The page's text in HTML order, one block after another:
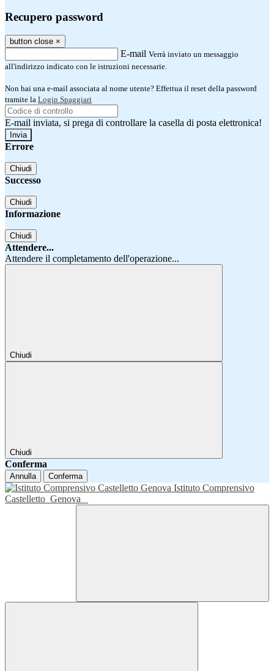
Recupero password
button close ×
E-mail Verrà inviato un messaggio
all'indirizzo indicato con le istruzioni necessarie.
Non hai una e-mail associata al nome utente? Effettua il reset della password
tramite la Login Spaggiari
E-mail inviata, si prega di controllare la casella di posta elettronica!
Errore
Chiudi
Successo
Chiudi
Informazione
Chiudi
Attendere...
Attendere il completamento dell'operazione...
Chiudi
Chiudi
Conferma
Annulla Conferma
Istituto Comprensivo
Castelletto Genova